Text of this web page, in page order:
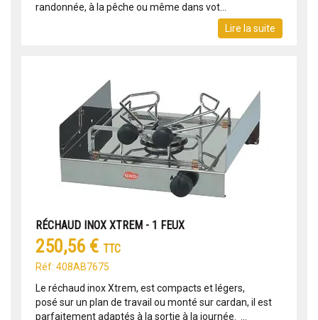
randonnée, à la pêche ou même dans vot...
Lire la suite
RÉCHAUD INOX XTREM - 1 FEUX
250,56 € TTC
Réf: 408AB7675
Le réchaud inox Xtrem, est compacts et légers,
posé sur un plan de travail ou monté sur cardan, il est
parfaitement adaptés à la sortie à la journée. ...